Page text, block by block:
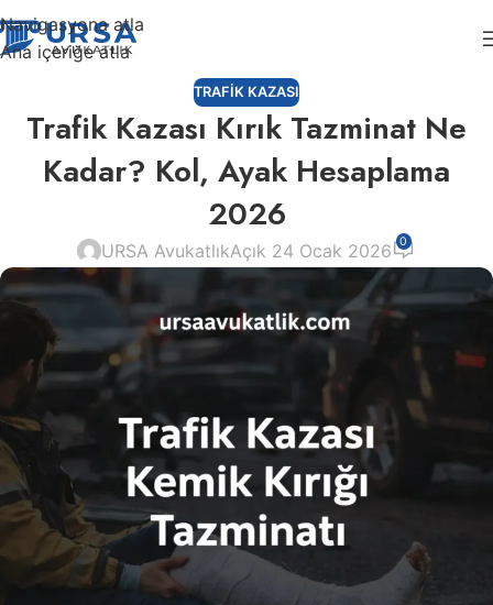
Navigasyona atla
Ana içeriğe atla
TRAFIK KAZASI
Trafik Kazası Kırık Tazminat Ne
Kadar? Kol, Ayak Hesaplama
2026
URSA AvukatlıkAçık 24 Ocak 2026 0